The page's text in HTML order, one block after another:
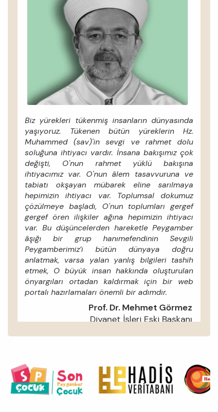
Biz yürekleri tükenmiş insanların dünyasında
yaşıyoruz. Tükenen bütün yüreklerin Hz.
Muhammed (sav)'in sevgi ve rahmet dolu
soluğuna ihtiyacı vardır. İnsana bakışımız çok
değişti, O'nun rahmet yüklü bakışına
ihtiyacımız var. O'nun âlem tasavvuruna ve
tabiatı okşayan mübarek eline sarılmaya
hepimizin ihtiyacı var. Toplumsal dokumuz
çözülmeye başladı, O'nun toplumları gergef
gergef ören ilişkiler ağına hepimizin ihtiyacı
var. Bu düşüncelerden hareketle Peygamber
âşığı bir grup hanımefendinin Sevgili
Peygamberimiz’i bütün dünyaya doğru
anlatmak, varsa yalan yanlış bilgileri tashih
etmek, O büyük insan hakkında oluşturulan
önyargıları ortadan kaldırmak için bir web
portalı hazırlamaları önemli bir adımdır.
Prof. Dr. Mehmet Görmez
Diyanet İşleri Eski Başkanı